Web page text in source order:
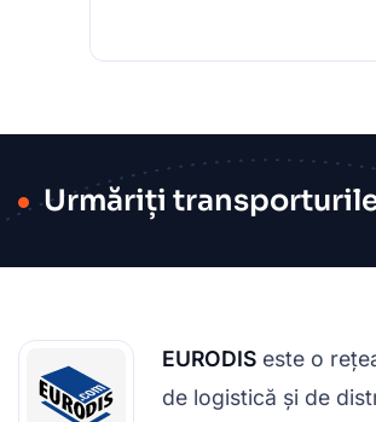
Urmăriți transporturile
EURODIS este o
de logistică și de